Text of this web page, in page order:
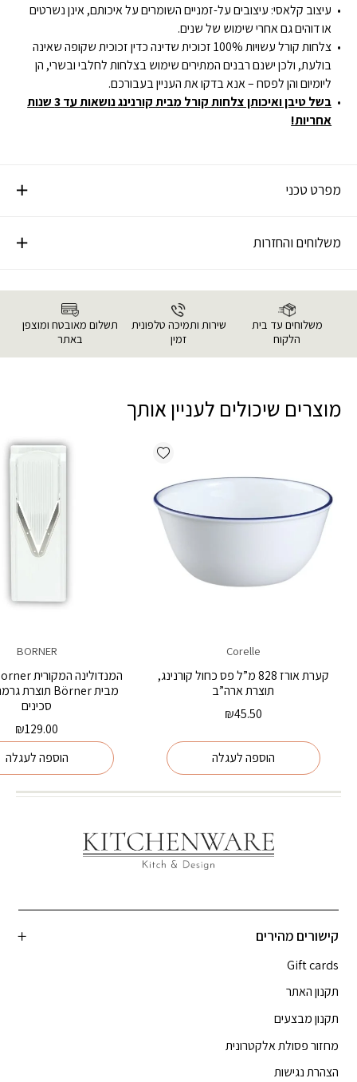
עיצוב קלאסי: עיצובים על-זמניים השומרים על איכותם, אינן נשרטים
או דוהים גם אחרי שימוש של שנים.
צלחות קורל עשויות 100% זכוכית שדינה כדין זכוכית שקופה שאינה
בולעת, ולכן ישנם רבנים המתירים שימוש בצלחות לחלבי ובשרי, הן
ליומיום והן לפסח – אנא בדקו את העניין בעבורכם.
בשל טיבן ואיכותן צלחות קורל מבית קורנינג נושאות עד 3 שנות
אחריות!
מפרט טכני
משלוחים והחזרות
משלוחים עד בית
הלקוח
שירות ותמיכה טלפונית
זמין
תשלום מאובטח ומוצפן
באתר
מוצרים שיכולים לעניין אותך
Add wishlist
Corelle
קערת אורז 828 מ”ל פס כחול קורנינג,
תוצרת ארה”ב
₪45.50
הוספה לעגלה
BORNER
סכינים
₪129.00
הוספה לעגלה
קישורים מהירים
Gift cards
תקנון האתר
תקנון מבצעים
מחזור פסולת אלקטרונית
הצהרת נגישות